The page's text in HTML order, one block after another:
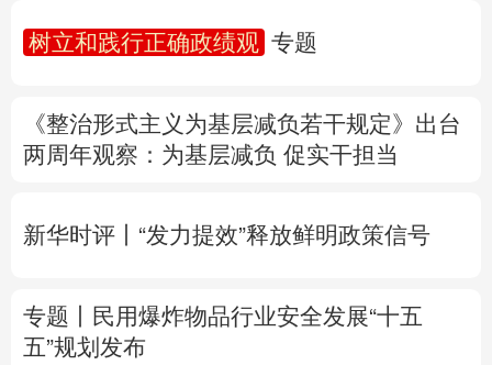
English Español Français عربى
Deutsch Português
树立和践行正确政绩观 专题
《整治形式主义为基层减负若干规定》出台
两周年观察 ：为基层减负 促实干担当
新华时评丨“发力提效”释放鲜明政策信号
专题丨
民用爆炸物品行业安全发展“十五
五”规划发布